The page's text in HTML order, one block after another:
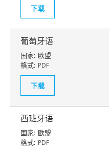
下载
葡萄牙语
国家: 欧盟
格式: PDF
下载
西班牙语
国家: 欧盟
格式: PDF